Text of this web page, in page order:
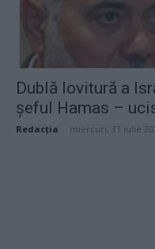
Dublă lovitură a
șeful Hamas –
Redacţia miercuri, 31 iulie